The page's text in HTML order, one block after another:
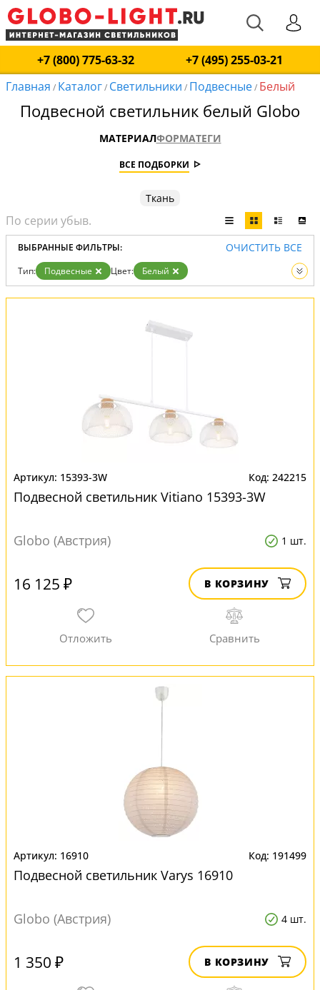
+7 (800) 775-63-32
+7 (495) 255-03-21
Главная / Каталог/ Светильники / Подвесные/ Белый
Подвесной светильник белый Globo
МАТЕРИАЛФОРМАТЕГИ
ВСЕ ПОДБОРКИ
Ткань
ВЫБРАННЫЕ ФИЛЬТРЫ: ОЧИСТИТЬ ВСЕ
Тип: Подвесные Цвет:
Белый
Вид:
Светильники
15393-3W 242215
Подвесной светильник Vitiano 15393-3W
Globo (Австрия) 1 шт.
16 125 ₽ В КОРЗИНУ
16910 191499
Подвесной светильник Varys 16910
Globo (Австрия) 4 шт.
1 350 ₽ В КОРЗИНУ